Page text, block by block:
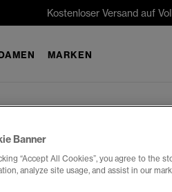
Kostenloser Versand auf
MARKEN
Banner
“Accept All Cookies”, you agree to the
analyze site usage, and assist in our